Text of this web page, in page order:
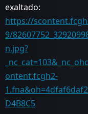
exaltado:
https://
9/
n.jpg?
ontent.fcgh2-
D4B8C5